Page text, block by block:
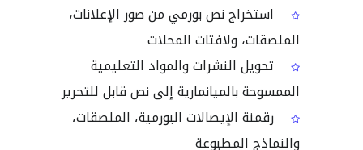
استخراج نص بورمي من صور الإعلانات،
الملصقات، ولافتات المحلات
تحويل النشرات والمواد التعليمية
الممسوحة بالميانمارية إلى نص قابل للتحرير
رقمنة الإيصالات البورمية، الملصقات،
والنماذج المطبوعة